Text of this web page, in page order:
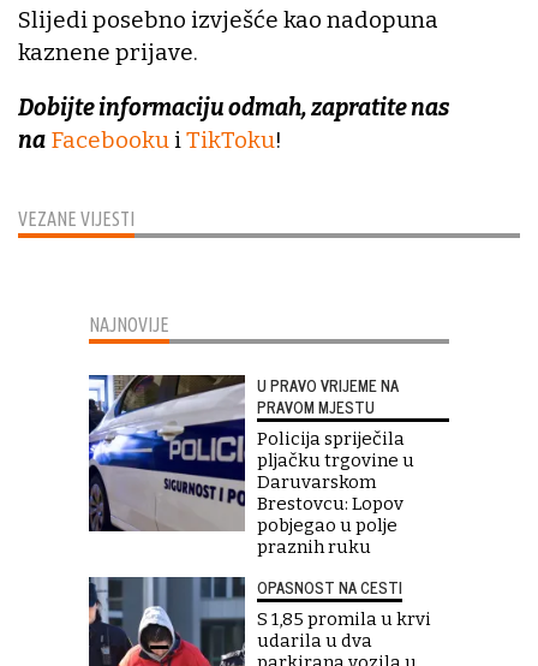
VEZANE VIJESTI
Slijedi posebno izvješće kao nadopuna
kaznene prijave.
Dobijte informaciju odmah, zapratite nas
na FacebookuiTikToku!
NAJNOVIJE
U PRAVO VRIJEME NA
PRAVOM MJESTU
Policija spriječila
pljačku trgovine u
Daruvarskom
Brestovcu: Lopov
pobjegao u polje
praznih ruku
OPASNOST NA CESTI
S 1,85 promila u krvi
udarila u dva